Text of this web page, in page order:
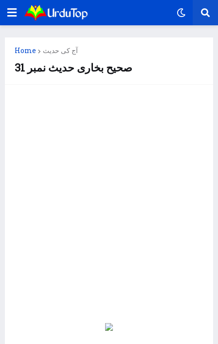
Home آج کی حدیث
صحیح بخاری حدیث نمبر 31